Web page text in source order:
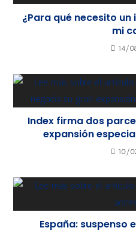
¿Para qué necesito
mi
14/
Index firma dos
expansión
10/
España: suspenso